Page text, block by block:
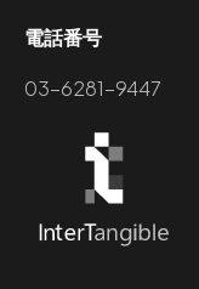
電話番号
03-6281-9447